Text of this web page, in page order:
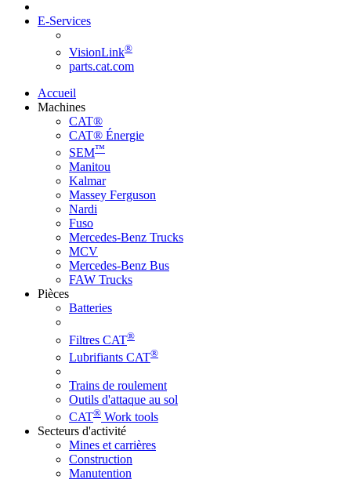
E-Services
VisionLink®
parts.cat.com
Accueil
Machines
CAT®
CAT® Énergie
SEM™
Manitou
Kalmar
Massey Ferguson
Nardi
Fuso
Mercedes-Benz Trucks
MCV
Mercedes-Benz Bus
FAW Trucks
Pièces
Batteries
Filtres CAT®
Lubrifiants CAT®
Trains de roulement
Outils d'attaque au sol
CAT® Work tools
Secteurs d'activité
Mines et carrières
Construction
Manutention